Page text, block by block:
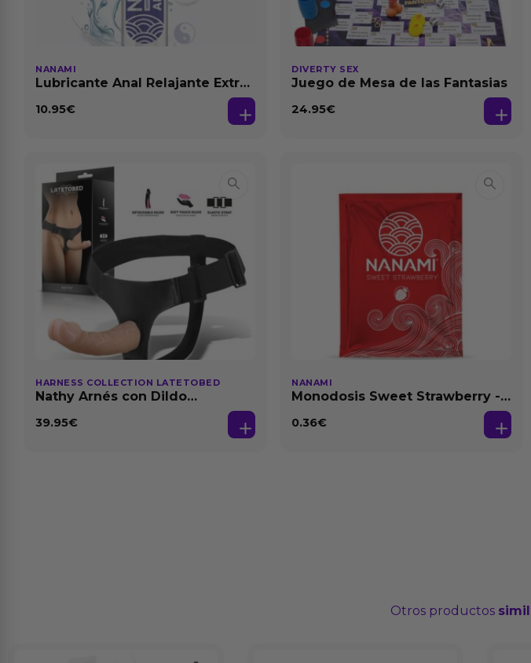
NANAMI
Lubricante Anal Relajante Extra
10.95€
DIVERTY SEX
Juego de Mesa de las Fantasias
24.95€
HARNESS COLLECTION LATETOBED
Nathy Arnés con Dildo
39.95€
NANAMI
Monodosis Sweet Strawberry -
0.36€
Otros productos